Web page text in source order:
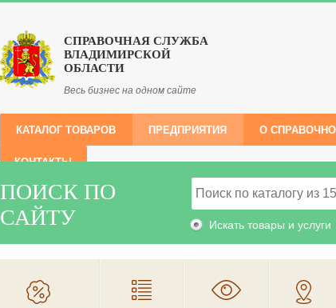
СПРАВОЧНАЯ СЛУЖБА
ВЛАДИМИРСКОЙ
ОБЛАСТИ
Весь бизнес на одном сайте
КАТАЛОГ ТОВАРОВ ПРЕДПРИЯТИЯ О
КОНТАКТЫ
ПОИСК ПО
САЙТУ
Искать товары и услуги